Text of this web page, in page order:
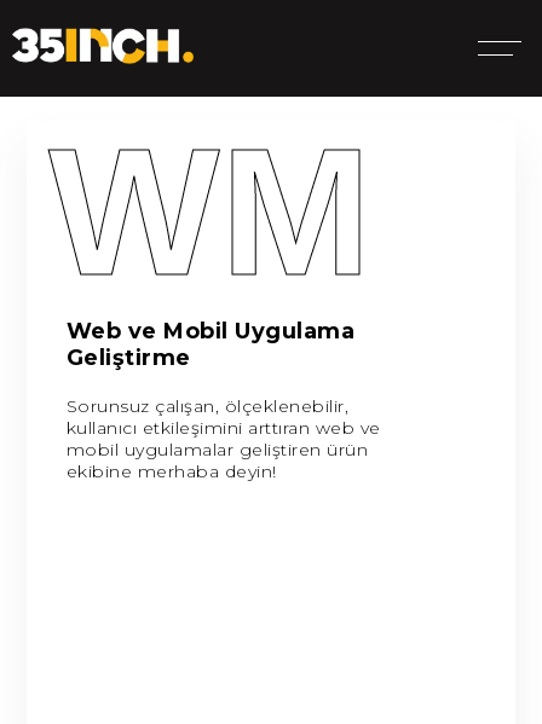
WM
Web ve Mobil Uygulama
Geliştirme
Sorunsuz çalışan, ölçeklenebilir,
kullanıcı etkileşimini arttıran web ve
mobil uygulamalar geliştiren ürün
ekibine merhaba deyin!